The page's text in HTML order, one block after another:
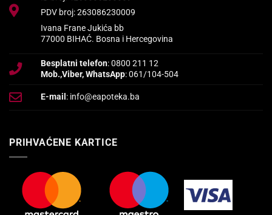
PDV broj: 263086230009
Ivana Frane Jukića bb
77000 BIHAĆ. Bosna i Hercegovina
Besplatni telefon: 0800 211 12
Mob.,Viber, WhatsApp: 061/104-504
E-mail : info@eapoteka.ba
PRIHVAĆENE KARTICE